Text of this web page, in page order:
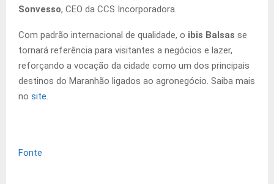
Sonvesso, CEO da CCS Incorporadora.
Com padrão internacional de qualidade, o ibis Balsas se
tornará referência para visitantes a negócios e lazer,
reforçando a vocação da cidade como um dos principais
destinos do Maranhão ligados ao agronegócio. Saiba mais
no site
Fonte